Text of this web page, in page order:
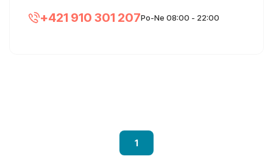
+421 910 301 207Po-Ne 08:00 - 22:00
1